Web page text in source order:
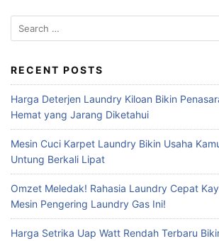
Search
for:
RECENT POSTS
Harga Deterjen Laundry Kiloan Bikin
Hemat yang Jarang Diketahui
Mesin Cuci Karpet Laundry Bikin Usaha
Untung Berkali Lipat
Omzet Meledak! Rahasia Laundry Cepat
Mesin Pengering Laundry Gas Ini!
Harga Setrika Uap Watt Rendah Terbaru